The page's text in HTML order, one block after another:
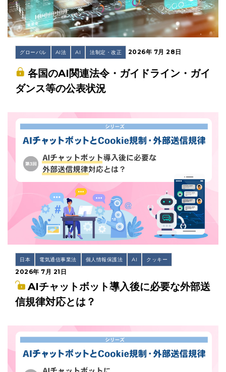
グローバル AI法 AI 法制定・改正 2026年 7月 28日
各国のAI関連法令・ガイドライン・ガイ
ダンス等の公表状況
日本 電気通信事業法 個人情報保護法 AI クッキー
2026年 7月 21日
AIチャットボット導入後に必要な外部送
信規律対応とは？